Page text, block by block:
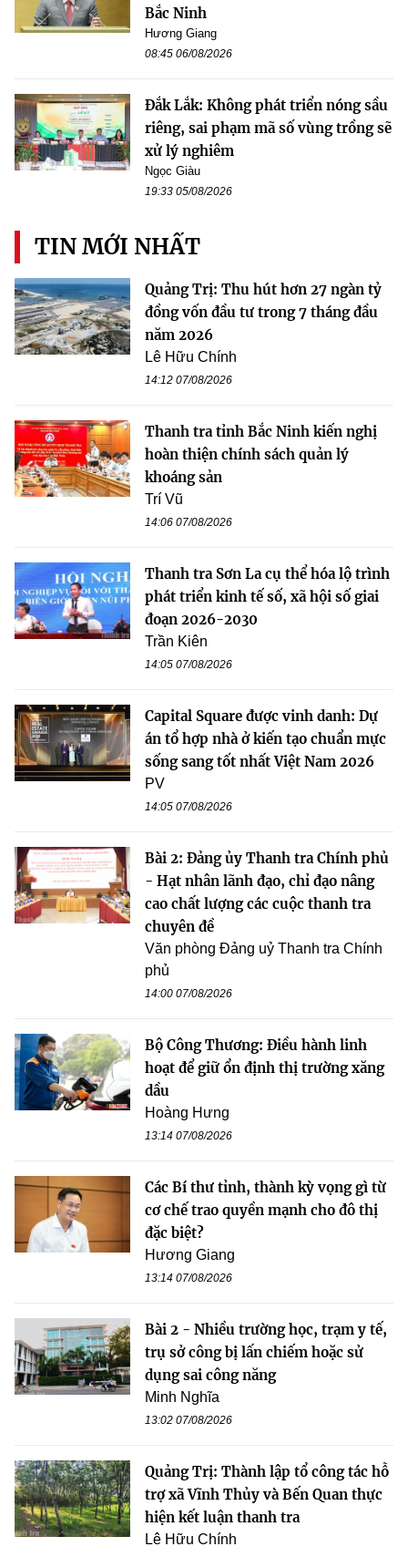
Bắc Ninh
Hương Giang
08:45 06/08/2026
Đắk Lắk: Không phát triển nóng sầu
riêng, sai phạm mã số vùng trồng sẽ
xử lý nghiêm
Ngọc Giàu
19:33 05/08/2026
TIN MỚI NHẤT
Quảng Trị: Thu hút hơn 27 ngàn tỷ
đồng vốn đầu tư trong 7 tháng đầu
năm 2026
Lê Hữu Chính
14:12 07/08/2026
Thanh tra tỉnh Bắc Ninh kiến nghị
hoàn thiện chính sách quản lý
khoáng sản
Trí Vũ
14:06 07/08/2026
Thanh tra Sơn La cụ thể hóa lộ trình
phát triển kinh tế số, xã hội số giai
đoạn 2026-2030
Trần Kiên
14:05 07/08/2026
Capital Square được vinh danh: Dự
án tổ hợp nhà ở kiến tạo chuẩn mực
sống sang tốt nhất Việt Nam 2026
PV
14:05 07/08/2026
Bài 2: Đảng ủy Thanh tra Chính phủ
- Hạt nhân lãnh đạo, chỉ đạo nâng
cao chất lượng các cuộc thanh tra
chuyên đề
Văn phòng Đảng uỷ Thanh tra Chính
phủ
14:00 07/08/2026
Bộ Công Thương: Điều hành linh
hoạt để giữ ổn định thị trường xăng
dầu
Hoàng Hưng
13:14 07/08/2026
Các Bí thư tỉnh, thành kỳ vọng gì từ
cơ chế trao quyền mạnh cho đô thị
đặc biệt?
Hương Giang
13:14 07/08/2026
Bài 2 - Nhiều trường học, trạm y tế,
trụ sở công bị lấn chiếm hoặc sử
dụng sai công năng
Minh Nghĩa
13:02 07/08/2026
Quảng Trị: Thành lập tổ công tác hỗ
trợ xã Vĩnh Thủy và Bến Quan thực
hiện kết luận thanh tra
Lê Hữu Chính